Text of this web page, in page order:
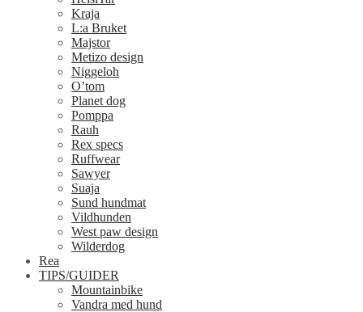
Kraja
L:a Bruket
Majstor
Metizo design
Niggeloh
O’tom
Planet dog
Pomppa
Rauh
Rex specs
Ruffwear
Sawyer
Suaja
Sund hundmat
Vildhunden
West paw design
Wilderdog
Rea
TIPS/GUIDER
Mountainbike
Vandra med hund